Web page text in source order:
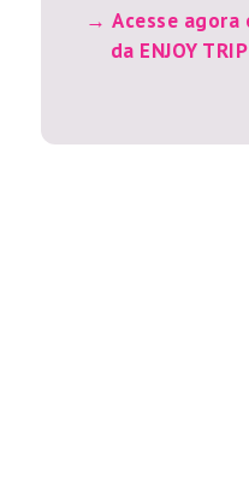
Acesse agora
da ENJOY TRIP